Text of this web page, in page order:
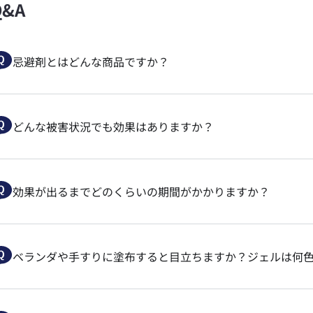
忌避剤とはどんな商品ですか？
どんな被害状況でも効果はありますか？
効果が出るまでどのくらいの期間がかかりますか？
ベランダや手すりに塗布すると目立ちますか？ジェルは何